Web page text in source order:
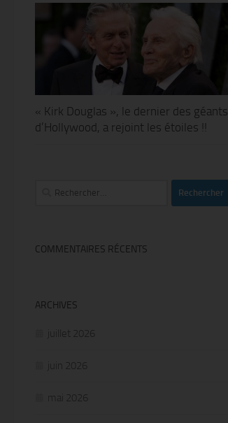
« Kirk Douglas », le dernier des géants
d’Hollywood, a rejoint les étoiles !!
Rechercher :
COMMENTAIRES RÉCENTS
ARCHIVES
juillet 2026
juin 2026
mai 2026